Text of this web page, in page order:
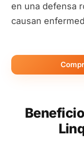
en una defensa
causan